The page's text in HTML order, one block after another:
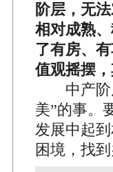
阶层，无
相对成熟
了有房、
值观摇摆
中产阶层
美”的事。
发展中起
困境，找